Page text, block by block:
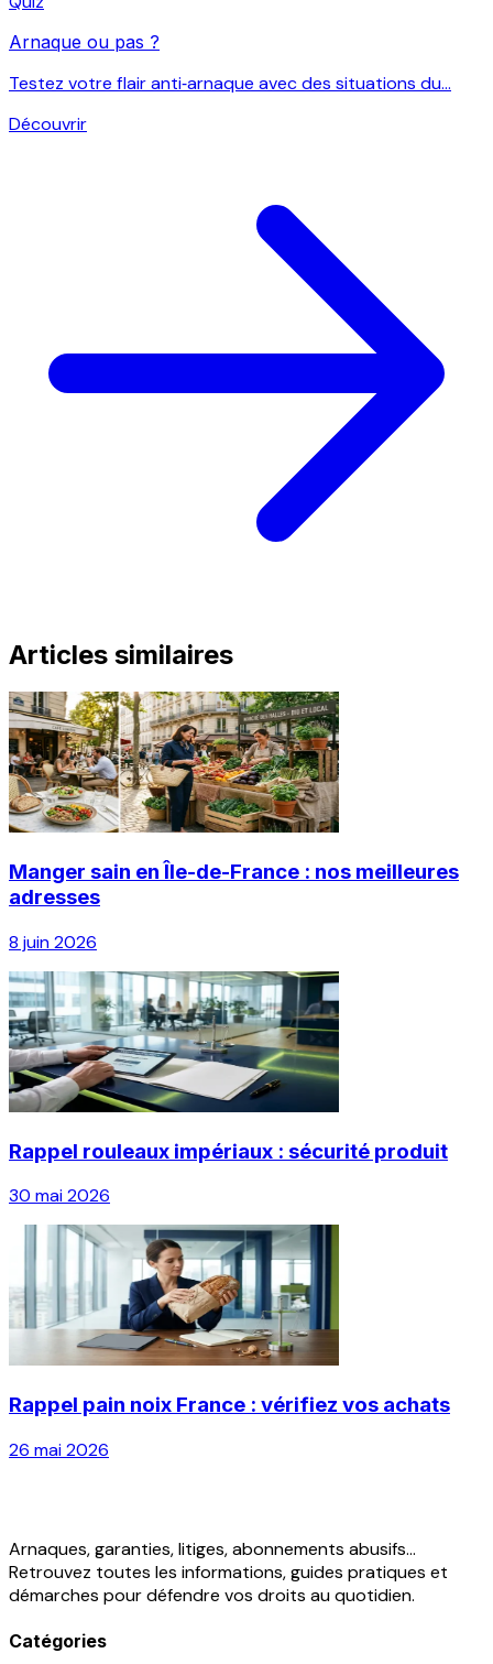
Arnaque ou pas ?
Testez votre flair anti‑arnaque avec des situations du...
Découvrir
Articles similaires
Manger sain en Île-de-France : nos meilleures
adresses
8 juin 2026
Rappel rouleaux impériaux : sécurité produit
30 mai 2026
Rappel pain noix France : vérifiez vos achats
26 mai 2026
Arnaques, garanties, litiges, abonnements abusifs...
Retrouvez toutes les informations, guides pratiques et
démarches pour défendre vos droits au quotidien.
Catégories